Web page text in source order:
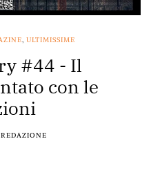
, ULTIMISSIME
#44 - Il
con le
REDAZIONE